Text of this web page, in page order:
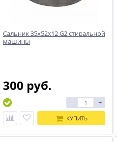
Сальник 35x52x12 G2 стиральной
машины
300 руб.
- +
КУПИТЬ